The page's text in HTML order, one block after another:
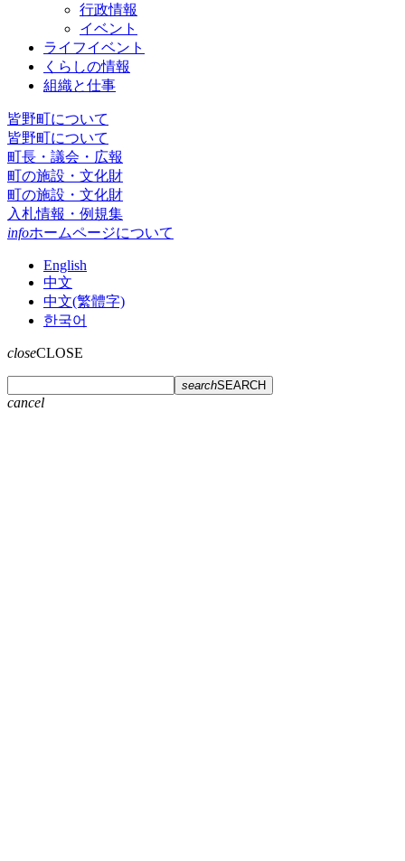
行政情報
イベント
ライフイベント
くらしの情報
組織と仕事
皆野町について
皆野町について
町長・議会・広報
町の施設・文化財
町の施設・文化財
入札情報・例規集
infoホームページについて
English
中文
中文(繁體字)
한국어
closeCLOSE
searchSEARCH
cancel